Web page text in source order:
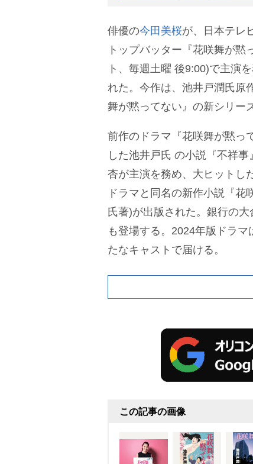
俳優の今田美桜が、日本テレ
トップバッター『花咲舞が黙
ト、毎週土曜 後9:00)で主演
れた。今作は、池井戸潤氏原
舞が黙ってない』の新シリー
前作のドラマ『花咲舞が黙っ
した池井戸氏 の小説『不祥事
杏が主演を務め、大ヒットし
ドラマと同名の新作小説『花
氏著)が出版された。銀行の
も登場する。2024年版ドラ
たなキャストで届ける。
この記事の画像